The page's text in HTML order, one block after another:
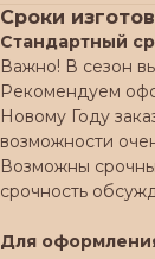
Сроки
Стандартный
Важно! В сезон
Рекомендуем
Новому Году
возможности
Возможны
срочность
Для